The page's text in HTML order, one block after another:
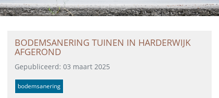
BODEMSANERING TUINEN IN HARDERWIJK
AFGEROND
Gepubliceerd: 03 maart 2025
bodemsanering